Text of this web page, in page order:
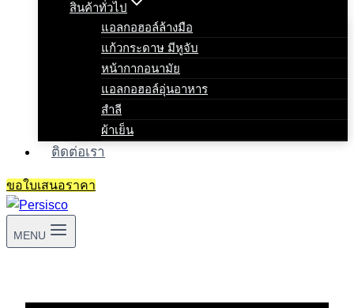
สินค้าทั่วไป
แอลกอฮอล์ล้างมือ
แก้วกระดาษ มีหูจับ
หน้ากากอนามัย
แอลกอฮอล์อุ่นอาหาร
สำลี
ผ้าเย็น
ติดต่อเรา
ขอใบเสนอราคา
MENU